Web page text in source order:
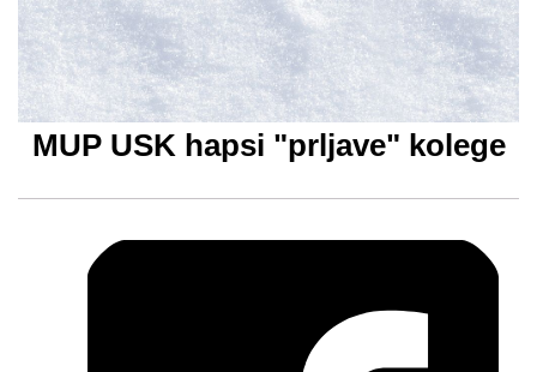
MUP USK hapsi "prljave" kolege